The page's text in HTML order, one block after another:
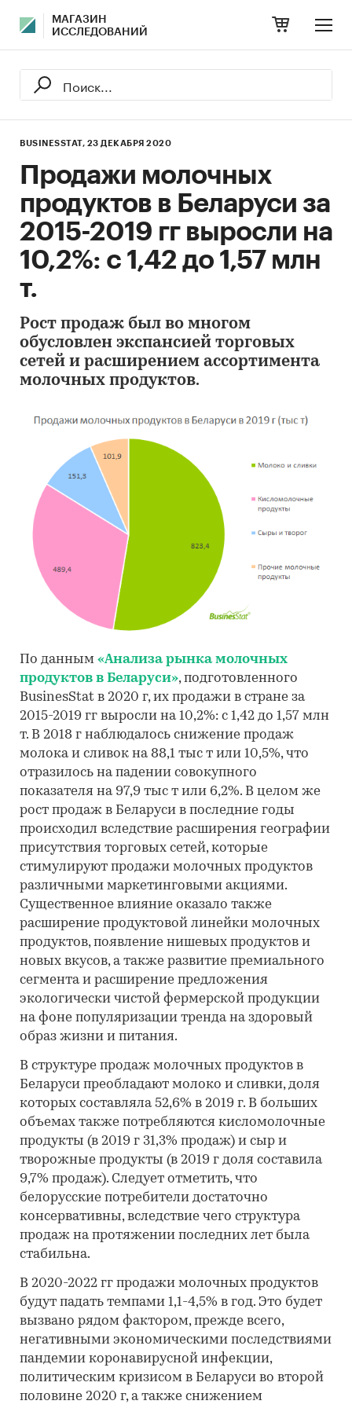
МАГАЗИН
ИССЛЕДОВАНИЙ
BUSINESSTAT, 23 ДЕКАБРЯ 2020
Продажи молочных
продуктов в Беларуси за
2015-2019 гг выросли на
10,2%: с 1,42 до 1,57 млн
т.
Рост продаж был во многом
обусловлен экспансией торговых
сетей и расширением ассортимента
молочных продуктов.
По данным «Анализа рынка молочных
продуктов в Беларуси», подготовленного
BusinesStat в 2020 г, их продажи в стране за
2015-2019 гг выросли на 10,2%: с 1,42 до 1,57 млн
т. В 2018 г наблюдалось снижение продаж
молока и сливок на 88,1 тыс т или 10,5%, что
отразилось на падении совокупного
показателя на 97,9 тыс т или 6,2%. В целом же
рост продаж в Беларуси в последние годы
происходил вследствие расширения географии
присутствия торговых сетей, которые
стимулируют продажи молочных продуктов
различными маркетинговыми акциями.
Существенное влияние оказало также
расширение продуктовой линейки молочных
продуктов, появление нишевых продуктов и
новых вкусов, а также развитие премиального
сегмента и расширение предложения
экологически чистой фермерской продукции
на фоне популяризации тренда на здоровый
образ жизни и питания.
В структуре продаж молочных продуктов в
Беларуси преобладают молоко и сливки, доля
которых составляла 52,6% в 2019 г. В больших
объемах также потребляются кисломолочные
продукты (в 2019 г 31,3% продаж) и сыр и
творожные продукты (в 2019 г доля составила
9,7% продаж). Следует отметить, что
белорусские потребители достаточно
консервативны, вследствие чего структура
продаж на протяжении последних лет была
стабильна.
В 2020-2022 гг продажи молочных продуктов
будут падать темпами 1,1-4,5% в год. Это будет
вызвано рядом фактором, прежде всего,
негативными экономическими последствиями
пандемии коронавирусной инфекции,
политическим кризисом в Беларуси во второй
половине 2020 г, а также снижением